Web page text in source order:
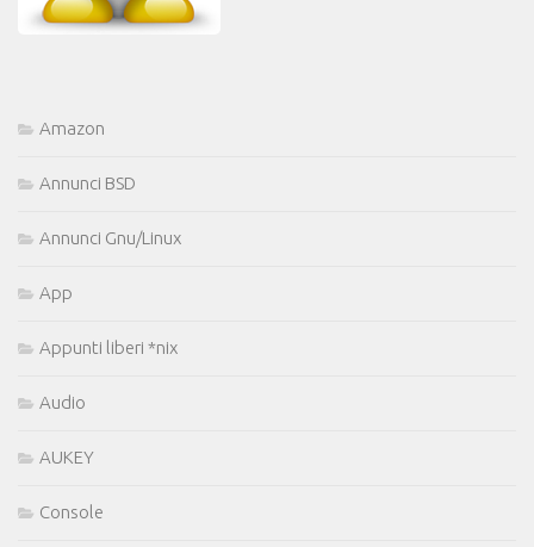
Amazon
Annunci BSD
Annunci Gnu/Linux
App
Appunti liberi *nix
Audio
AUKEY
Console